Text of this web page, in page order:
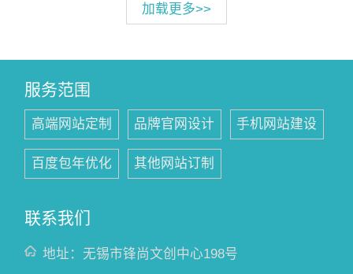
加载更多>>
服务范围
高端网站定制 品牌官网设计 手机网站建设
百度包年优化 其他网站订制
联系我们
地址：无锡市锋尚文创中心198号